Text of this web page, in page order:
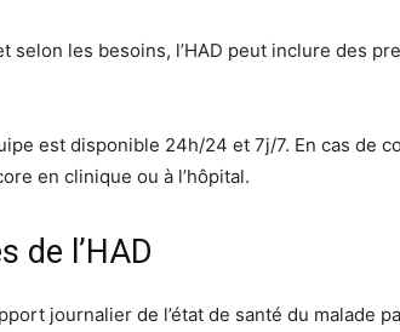
selon les besoins, l’HAD peut inclure des
est disponible 24h/24 et 7j/7. En cas
en clinique ou à l’hôpital.
de l’HAD
journalier de l’état de santé du